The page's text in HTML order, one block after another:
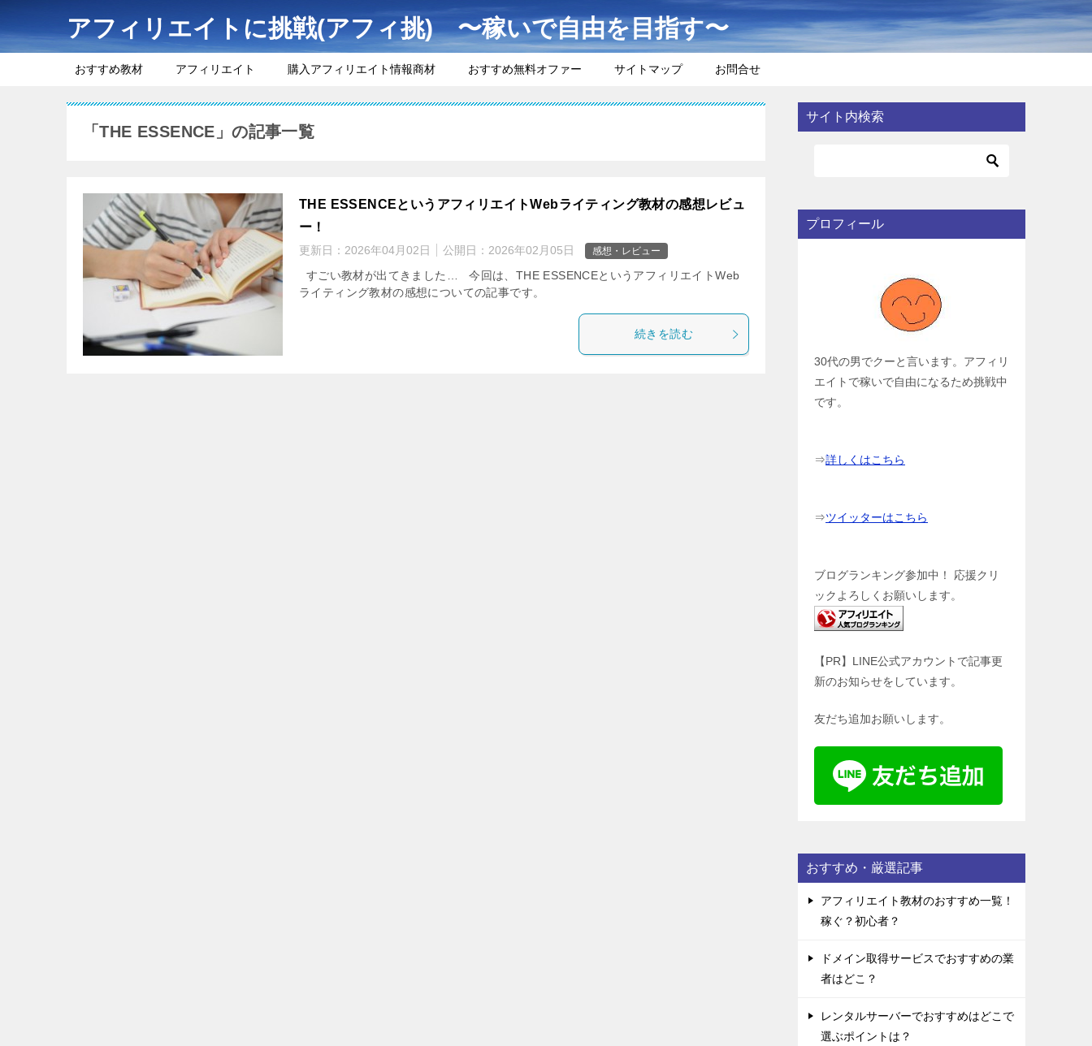
アフィリエイトに挑戦(アフィ挑) 〜稼いで自由を目指す〜
おすすめ教材 アフィリエイト 購入アフィリエイト情報商材 おすすめ無料オファー サイトマップ お問合せ
「THE ESSENCE」の記事一覧
THE ESSENCEというアフィリエイトWebライティング教材の感想レビュ
ー！
更新日： 2026年04月02日 公開日： 2026年02月05日 感想・レビュー
すごい教材が出てきました… 今回は、THE ESSENCEというアフィリエイトWeb
ライティング教材の感想についての記事です。
続きを読む
サイト内検索
プロフィール
30代の男でクーと言います。アフィリ
エイトで稼いで自由になるため挑戦中
です。
⇒詳しくはこちら
⇒ツイッターはこちら
ブログランキング参加中！ 応援クリ
ックよろしくお願いします。
【PR】LINE公式アカウントで記事更
新のお知らせをしています。
友だち追加お願いします。
おすすめ・厳選記事
アフィリエイト教材のおすすめ一覧！
稼ぐ？初心者？
ドメイン取得サービスでおすすめの業
者はどこ？
レンタルサーバーでおすすめはどこで
選ぶポイントは？